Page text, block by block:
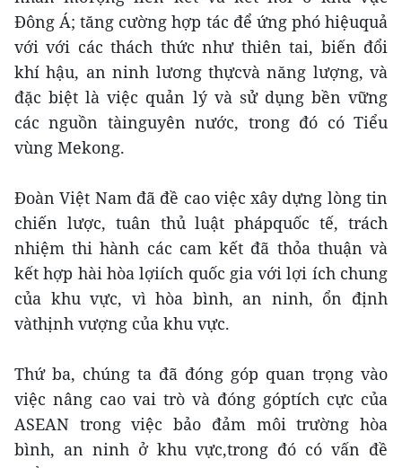
Đông Á; tăng cường hợp tác để ứng phó hiệuquả
với với các thách thức như thiên tai, biến đổi
khí hậu, an ninh lương thựcvà năng lượng, và
đặc biệt là việc quản lý và sử dụng bền vững
các nguồn tàinguyên nước, trong đó có Tiểu
vùng Mekong.
Đoàn Việt Nam đã đề cao việc xây dựng lòng tin
chiến lược, tuân thủ luật phápquốc tế, trách
nhiệm thi hành các cam kết đã thỏa thuận và
kết hợp hài hòa lợiích quốc gia với lợi ích chung
của khu vực, vì hòa bình, an ninh, ổn định
vàthịnh vượng của khu vực.
Thứ ba, chúng ta đã đóng góp quan trọng vào
việc nâng cao vai trò và đóng góptích cực của
ASEAN trong việc bảo đảm môi trường hòa
bình, an ninh ở khu vực,trong đó có vấn đề